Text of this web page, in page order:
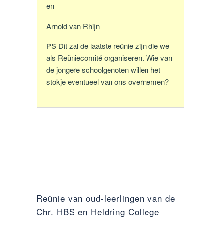
en
Arnold van Rhijn
PS Dit zal de laatste reünie zijn die we
als Reüniecomité organiseren. Wie van
de jongere schoolgenoten willen het
stokje eventueel van ons overnemen?
Reünie van oud-leerlingen van de
Chr. HBS en Heldring College